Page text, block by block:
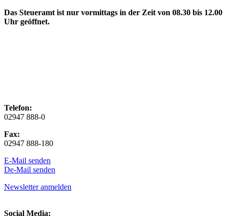
Das Steueramt ist nur vormittags in der Zeit von 08.30 bis 12.00
Uhr geöffnet.
Telefon:
02947 888-0
Fax:
02947 888-180
E-Mail senden
De-Mail senden
Newsletter anmelden
Social Media: